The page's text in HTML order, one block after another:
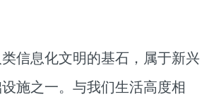
信息化文明的基石，属于新兴
施之一。与我们生活高度相